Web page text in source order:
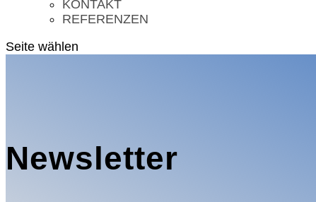
KONTAKT
REFERENZEN
Seite wählen
Newsletter